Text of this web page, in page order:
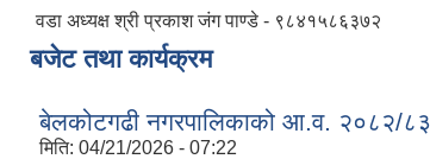
वडा अध्यक्ष श्री प्रकाश जंग पाण्डे - ९८४१५८६३७२
बजेट तथा कार्यक्रम
बेलकोटगढी नगरपालिकाको आ.व. २०८२/
मिति: 04/21/2026 - 07:22